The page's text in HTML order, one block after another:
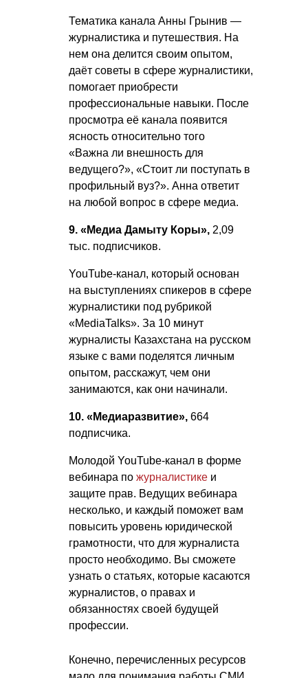
Тематика канала Анны Грынив —
журналистика и путешествия. На
нем она делится своим опытом,
даёт советы в сфере журналистики,
помогает приобрести
профессиональные навыки. После
просмотра её канала появится
ясность относительно того
«Важна ли внешность для
ведущего?», «Стоит ли поступать в
профильный вуз?». Анна ответит
на любой вопрос в сфере медиа.
9. «Медиа Дамыту Коры», 2,09
тыс. подписчиков.
YouTube-канал, который основан
на выступлениях спикеров в сфере
журналистики под рубрикой
«MediaTalks». За 10 минут
журналисты Казахстана на русском
языке с вами поделятся личным
опытом, расскажут, чем они
занимаются, как они начинали.
10. «Медиаразвитие», 664
подписчика.
Молодой YouTube-канал в форме
вебинара по журналистике и
защите прав. Ведущих вебинара
несколько, и каждый поможет вам
повысить уровень юридической
грамотности, что для журналиста
просто необходимо. Вы сможете
узнать о статьях, которые касаются
журналистов, о правах и
обязанностях своей будущей
профессии.
Конечно, перечисленных ресурсов